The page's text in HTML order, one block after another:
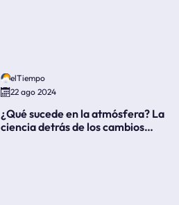
elTiempo
22 ago 2024
¿Qué sucede en la atmósfera? La
ciencia detrás de los cambios